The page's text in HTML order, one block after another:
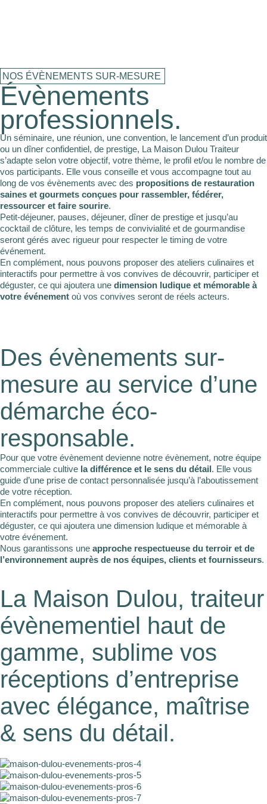
NOS ÉVÈNEMENTS SUR-MESURE
Évènements
professionnels.
Un séminaire, une réunion, une convention, le lancement d’un produit
ou un dîner confidentiel, de prestige, La Maison Dulou Traiteur
s’adapte selon votre objectif, votre thème, le profil et/ou le nombre de
vos participants. Elle vous conseille et vous accompagne tout au
long de vos évènements avec des propositions de restauration
saines et gourmets conçues pour rassembler, fédérer,
ressourcer et faire sourire.
Petit-déjeuner, pauses, déjeuner, dîner de prestige et jusqu’au
cocktail de clôture, les temps de convivialité et de gourmandise
seront gérés avec rigueur pour respecter le timing de votre
événement.
En complément, nous pouvons proposer des ateliers culinaires et
interactifs pour permettre à vos convives de découvrir, participer et
déguster, ce qui ajoutera une dimension ludique et mémorable à
votre événement où vos convives seront de réels acteurs.
Des évènements sur-
mesure au service d’une
démarche éco-
responsable.
Pour que votre évènement devienne notre évènement, notre équipe
commerciale cultive la différence et le sens du détail. Elle vous
guide d’une prise de contact personnalisée jusqu’à l’aboutissement
de votre réception.
En complément, nous pouvons proposer des ateliers culinaires et
interactifs pour permettre à vos convives de découvrir, participer et
déguster, ce qui ajoutera une dimension ludique et mémorable à
votre événement.
Nous garantissons une approche respectueuse du terroir et de
l’environnement auprès de nos équipes, clients et fournisseurs.
La Maison Dulou, traiteur
évènementiel haut de
gamme, sublime vos
réceptions d’entreprise
avec élégance, maîtrise
& sens du détail.